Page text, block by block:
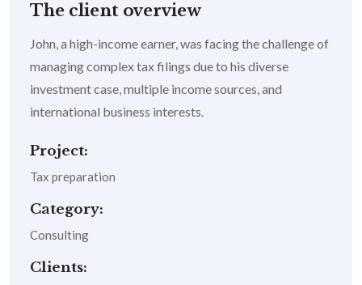
The client overview
John, a high-income earner, was facing the challenge of
managing complex tax filings due to his diverse
investment case, multiple income sources, and
international business interests.
Project:
Tax preparation
Category:
Consulting
Clients: